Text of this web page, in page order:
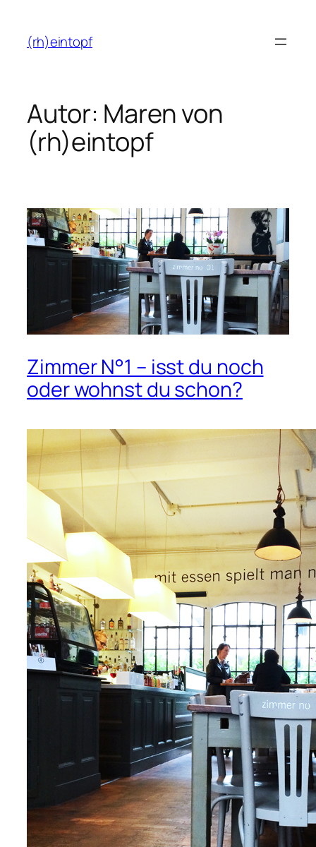
Inhalt
springen
(rh)eintopf
Autor: Maren von
(rh)eintopf
Zimmer N°1 – isst du noch
oder wohnst du schon?